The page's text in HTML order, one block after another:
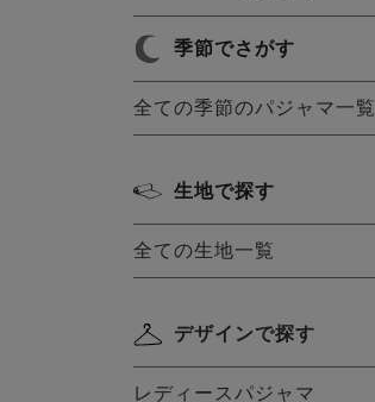
季節でさがす
全ての季節のパジャマ一覧
生地で探す
全ての生地一覧
デザインで探す
レディースパジャマ